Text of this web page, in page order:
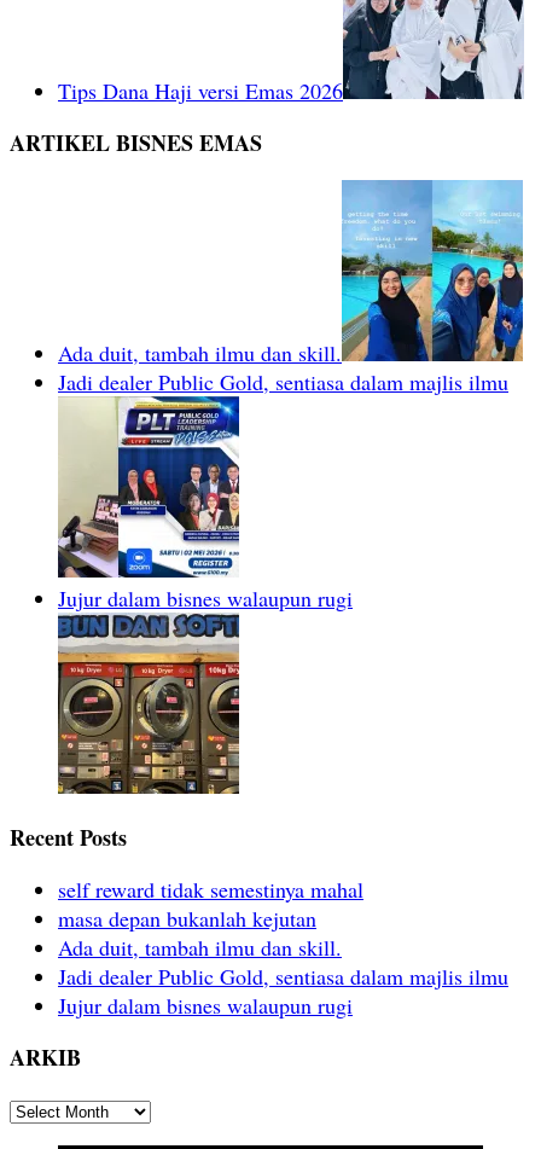
Tips Dana Haji versi Emas 2026
ARTIKEL BISNES EMAS
Ada duit, tambah ilmu dan skill.
Jadi dealer Public Gold, sentiasa dalam majlis ilmu
Jujur dalam bisnes walaupun rugi
Recent Posts
self reward tidak semestinya mahal
masa depan bukanlah kejutan
Ada duit, tambah ilmu dan skill.
Jadi dealer Public Gold, sentiasa dalam majlis ilmu
Jujur dalam bisnes walaupun rugi
ARKIB
ARKIB